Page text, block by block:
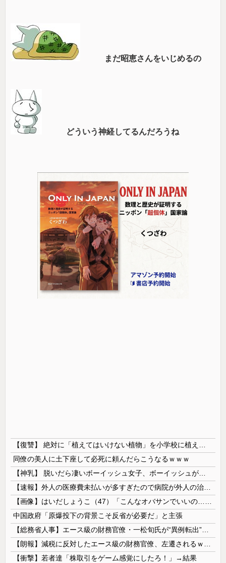
まだ昭恵さんをいじめるの
どういう神経してるんだろうね
同僚の美人に土下座して必死に頼んだらこうなるｗｗｗ
中国政府「原爆投下の背景こそ反省が必要だ」と主張
【衝撃】若者達「株取引をゲーム感覚にしたろ！」→結果